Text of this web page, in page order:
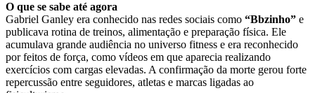
O que se sabe até agora
Gabriel Ganley era conhecido nas redes sociais como “Bbzinho” e
publicava rotina de treinos, alimentação e preparação física. Ele
acumulava grande audiência no universo fitness e era reconhecido
por feitos de força, como vídeos em que aparecia realizando
exercícios com cargas elevadas. A confirmação da morte gerou forte
repercussão entre seguidores, atletas e marcas ligadas ao